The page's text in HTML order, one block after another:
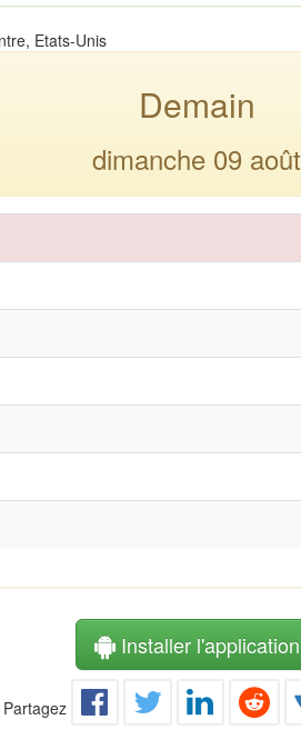
Etats-Unis
Demain
dimanche 09 août
Installer l'application
Partagez